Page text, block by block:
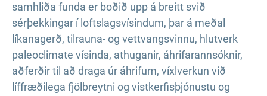
samhliða funda er boðið upp á breitt svið
sérþekkingar í loftslagsvísindum, þar á meðal
líkanagerð, tilrauna- og vettvangsvinnu, hlutverk
paleoclimate vísinda, athuganir, áhrifarannsóknir,
aðferðir til að draga úr áhrifum, víxlverkun við
líffræðilega fjölbreytni og vistkerfisþjónustu og